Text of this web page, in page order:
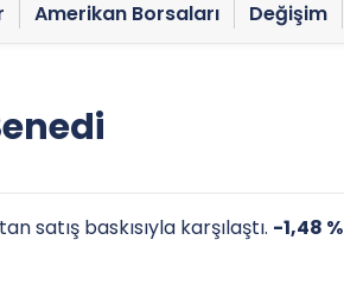
Amerikan Borsaları Değişim
satış baskısıyla karşılaştı. -1,48 %